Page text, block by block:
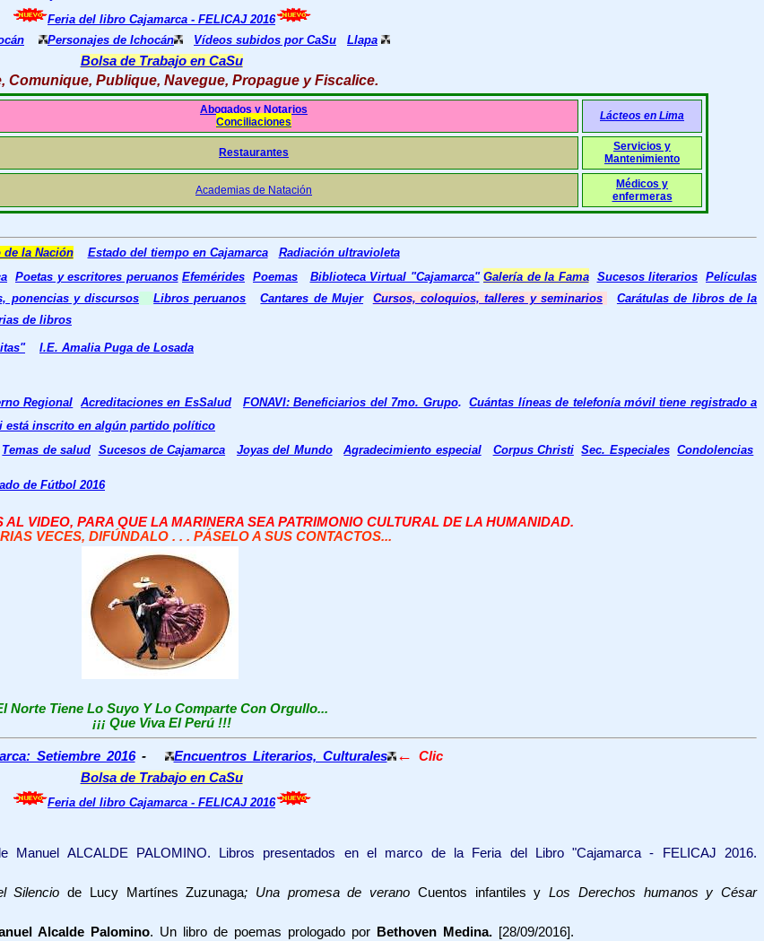
Feria del libro Cajamarca - FELICAJ 2016
Personajes de Ichocán Vídeos subidos por CaSu Llapa
Bolsa de Trabajo en CaSu
Comunique, Publique, Navegue, Propague y Fiscalice.
Abogados y Notarios
Conciliaciones
Lácteos en Lima
Restaurantes
Servicios y
Mantenimiento
Academias de Natación
Médicos y
enfermeras
la Nación Estado del tiempo en Cajamarca Radiación ultravioleta
Poetas y escritores peruanos Efemérides Poemas Biblioteca Virtual "Cajamarca" Galería de la Fama Sucesos literarios Películas
ponencias y discursos Libros peruanos Cantares de Mujer Cursos, coloquios, talleres y seminarios
Carátulas de libros de la
de libros
I.E. Amalia Puga de Losada
Regional Acreditaciones en EsSalud FONAVI: Beneficiarios del 7mo. Grupo.Cuántas líneas de telefonía móvil tiene registrado a
está inscrito en algún partido político
Temas de salud Sucesos de Cajamarca Joyas del Mundo Agradecimiento especial Corpus Christi Sec. Especiales Condolencias
de Fútbol 2016
VIDEO, PARA QUE LA MARINERA SEA PATRIMONIO CULTURAL DE LA HUMANIDAD.
VECES, DIFÚNDALO . . . PÁSELO A SUS CONTACTOS...
Norte Tiene Lo Suyo Y Lo Comparte Con Orgullo...
¡¡¡ Que Viva El Perú !!!
Setiembre 2016- Encuentros Literarios, Culturales ←
Clic
Bolsa de Trabajo en CaSu
Feria del libro Cajamarca - FELICAJ 2016
Manuel ALCALDE PALOMINO. Libros presentados en el marco de la Feria del Libro "Cajamarca - FELICAJ 2016.
Silenciode Lucy Martínes Zuzunaga; Una promesa de verano Cuentos infantiles yLos Derechos humanos y César
Alcalde Palomino. Un libro de poemas prologado por Bethoven Medina. [28/09/2016].